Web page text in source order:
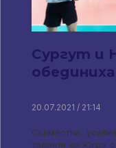
Сургут и
20.07.2021 / 21:14
Съвместни
таланти на Югра